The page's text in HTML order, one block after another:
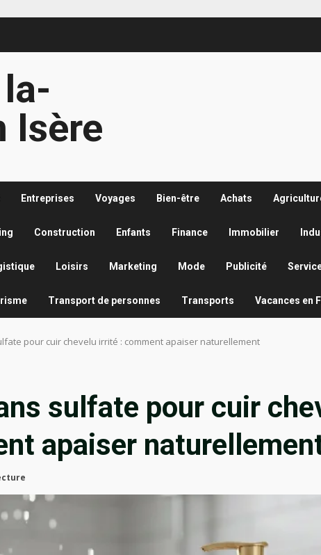
Isère
Entreprises Voyages Bien-être Achats
Construction Enfants Finance Immobilier
Loisirs Marketing Mode Publicité
Transport de personnes Transports Vacances en
pour cuir chevelu irrité : comment apaiser naturellement
sulfate pour cuir
apaiser